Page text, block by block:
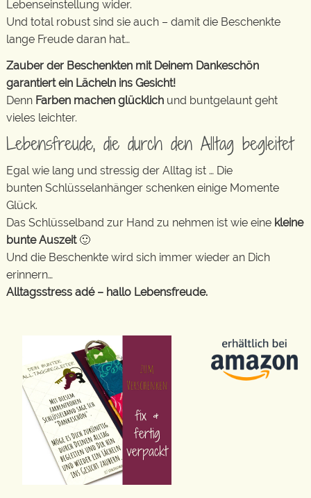
Lebenseinstellung wider.
Und total robust sind sie auch – damit die Beschenkte
lange Freude daran hat…
Zauber der Beschenkten mit Deinem Dankeschön
garantiert ein Lächeln ins Gesicht!
Denn Farben machen glücklich und buntgelaunt geht
vieles leichter.
Lebensfreude, die durch den Alltag begleitet
Egal wie lang und stressig der Alltag ist … Die
bunten Schlüsselanhänger schenken einige Momente
Glück.
Das Schlüsselband zur Hand zu nehmen ist wie eine kleine
bunte Auszeit🙂
Und die Beschenkte wird sich immer wieder an Dich
erinnern…
Alltagsstress adé – hallo Lebensfreude.